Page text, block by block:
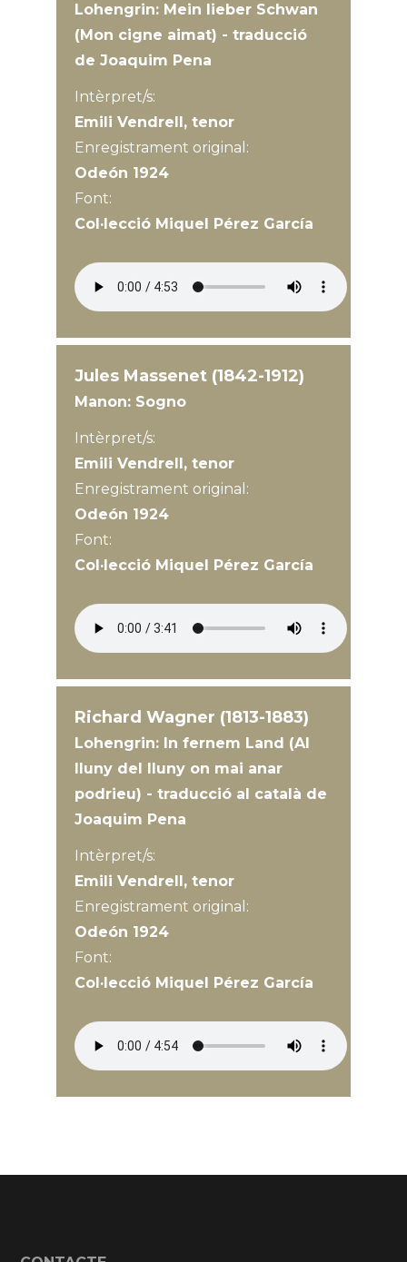
Lohengrin: Mein lieber Schwan
(Mon cigne aimat) - traducció
de Joaquim Pena
Intèrpret/s:
Emili Vendrell, tenor
Enregistrament original:
Odeón 1924
Font:
Col·lecció Miquel Pérez García
Jules Massenet (1842-1912)
Manon: Sogno
Intèrpret/s:
Emili Vendrell, tenor
Enregistrament original:
Odeón 1924
Font:
Col·lecció Miquel Pérez García
Richard Wagner (1813-1883)
Lohengrin: In fernem Land (Al
lluny del lluny on mai anar
podrieu) - traducció al català de
Joaquim Pena
Intèrpret/s:
Emili Vendrell, tenor
Enregistrament original:
Odeón 1924
Font:
Col·lecció Miquel Pérez García